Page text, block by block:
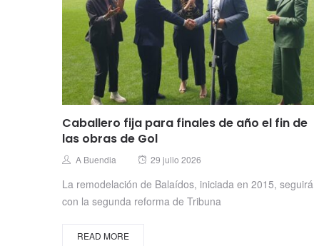
Caballero fija para finales de año el fin de
las obras de Gol
Author
A Buendia
Posted
29 julio 2026
La remodelación de Balaídos, iniciada en 2015, seguirá
con la segunda reforma de Tribuna
READ MORE